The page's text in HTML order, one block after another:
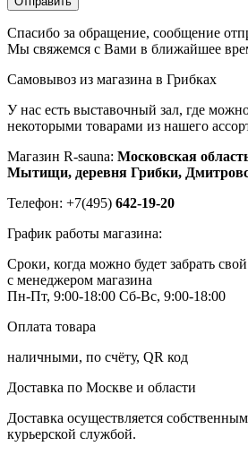
Спасибо за обращение, сообщение
Мы свяжемся с Вами в ближайшее
Самовывоз из магазина в Грибках
У нас есть выставочный зал, где
некоторыми товарами из нашего
Магазин R-sauna: Московская
Мытищи, деревня Грибки,
Телефон: +7(495) 642-19-20
График работы магазина:
Сроки, когда можно будет забрать
с менеджером магазина
Пн-Пт, 9:00-18:00 Сб-Вс, 9:00-18:00
Оплата товара
наличными, по счёту, QR код
Доставка по Москве и области
Доставка осуществляется
курьерской службой.